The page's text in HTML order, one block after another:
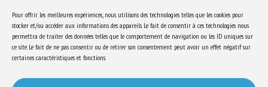
Pour offrir les meilleures expériences, nous utilisons des technologies telles que les cookies pour
stocker et/ou accéder aux informations des appareils. Le fait de consentir à ces technologies nous
permettra de traiter des données telles que le comportement de navigation ou les ID uniques sur
ce site. Le fait de ne pas consentir ou de retirer son consentement peut avoir un effet négatif sur
certaines caractéristiques et fonctions.
Ressources